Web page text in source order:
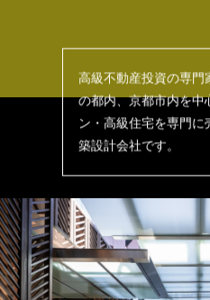
高級不動産投資の専門
の都内、京都市内を中
ン・高級住宅を専門に
築設計会社です。